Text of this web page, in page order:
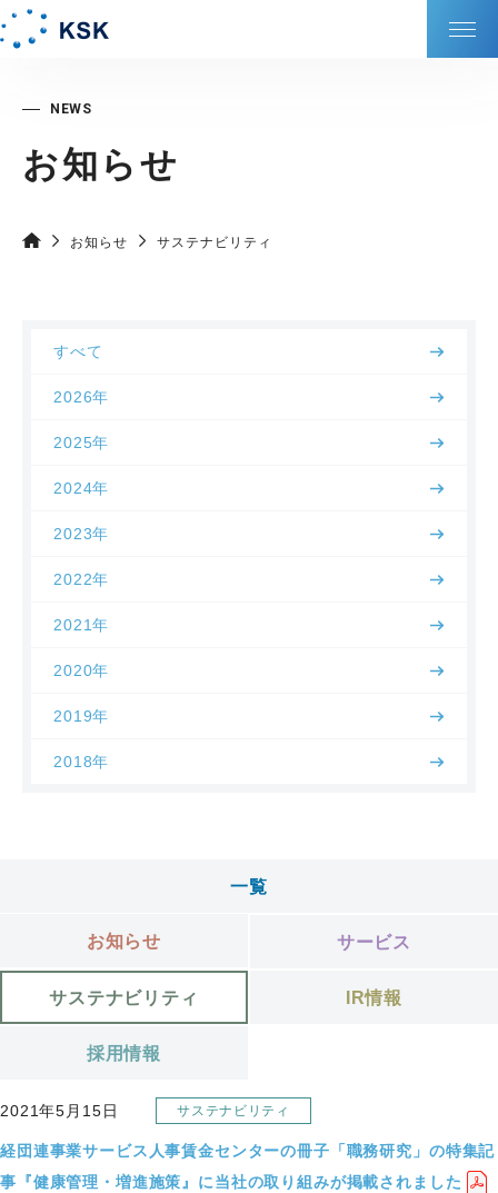
KSKの強み
会社情報
サービス
DXの取り組み
採⽤情報
お知らせ
お知らせ サステナビリティ
すべて
2026年
2025年
2024年
2023年
2022年
2021年
2020年
2019年
2018年
一覧
お知らせ サービス
サステナビリティ IR情報
採用情報
2021年5月15日 サステナビリティ
経団連事業サービス人事賃金センターの冊子「職務研究」の特集記
事『健康管理・増進施策』に当社の取り組みが掲載されました